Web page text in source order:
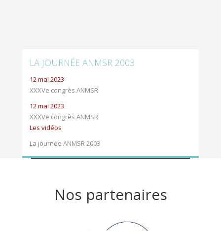
LA JOURNÉE ANMSR 2003
12 mai 2023
XXXVe congrès ANMSR
12 mai 2023
XXXVe congrès ANMSR
Les vidéos
La journée ANMSR 2003
Nos partenaires